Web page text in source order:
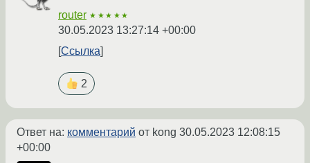
router ★★★★★
30.05.2023 13:27:14 +00:00
Ссылка
2
Ответ на: комментарий от kong 30.05.2023 12:08:15
+00:00